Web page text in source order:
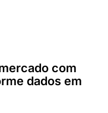
com
dados em